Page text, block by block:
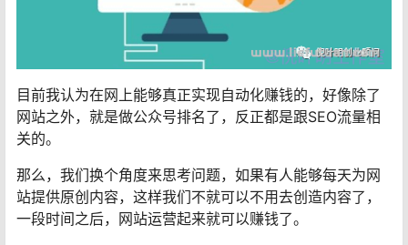
目前我认为在网上能够真正实现自动化赚钱的，好像除了
网站之外，就是做公众号排名了，反正都是跟SEO流量相
关的。
那么，我们换个角度来思考问题，如果有人能够每天为网
站提供原创内容，这样我们不就可以不用去创造内容了，
一段时间之后，网站运营起来就可以赚钱了。